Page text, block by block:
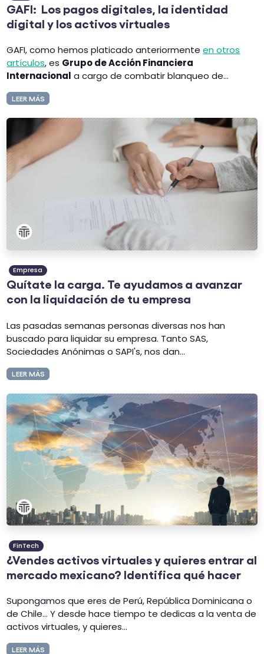
GAFI: Los pagos digitales, la identidad
digital y los activos virtuales
GAFI, como hemos platicado anteriormenteen otros
artículos, es Grupo de Acción Financiera
Internacional a cargo de combatir blanqueo de...
LEER MÁS
Empresa
Quítate la carga. Te ayudamos a avanzar
con la liquidación de tu empresa
Las pasadas semanas personas diversas nos han
buscado para liquidar su empresa. Tanto SAS,
Sociedades Anónimas o SAPI's, nos dan...
LEER MÁS
FinTech
¿Vendes activos virtuales y quieres entrar al
mercado mexicano? Identifica qué hacer
Supongamos que eres de Perú, República Dominicana o
de Chile... Y desde hace tiempo te dedicas a la venta de
activos virtuales, y quieres...
LEER MÁS